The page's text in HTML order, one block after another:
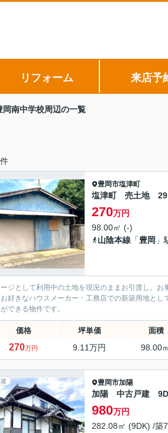
リフォーム 来店予
岡南中学校周辺の一覧
件
豊岡市塩津町
塩津町 売土地
270万円
98.00㎡ (-)
山陰本線 「豊岡 」
ジとして利用中の土地を現況のままお引渡し。
好きなハウスメーカー・工務店での新築用地と
できる物件です。
価格 坪単価 面積
270万円 9.11万円 98.00
豊岡市加陽
加陽 中古戸建
980万円
282.08㎡ (9DK) /築